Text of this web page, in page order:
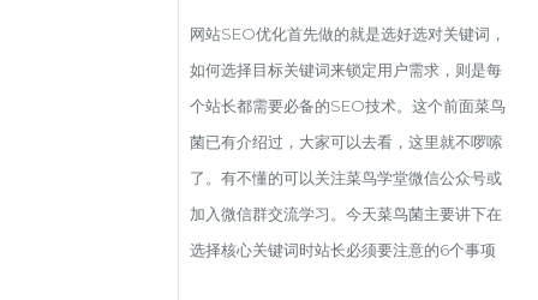
网站SEO优化首先做的就是选好选对关键词，
如何选择目标关键词来锁定用户需求，则是每
个站长都需要必备的SEO技术。这个前面菜鸟
菌已有介绍过，大家可以去看，这里就不啰嗦
了。有不懂的可以关注菜鸟学堂微信公众号或
加入微信群交流学习。今天菜鸟菌主要讲下在
选择核心关键词时站长必须要注意的6个事项